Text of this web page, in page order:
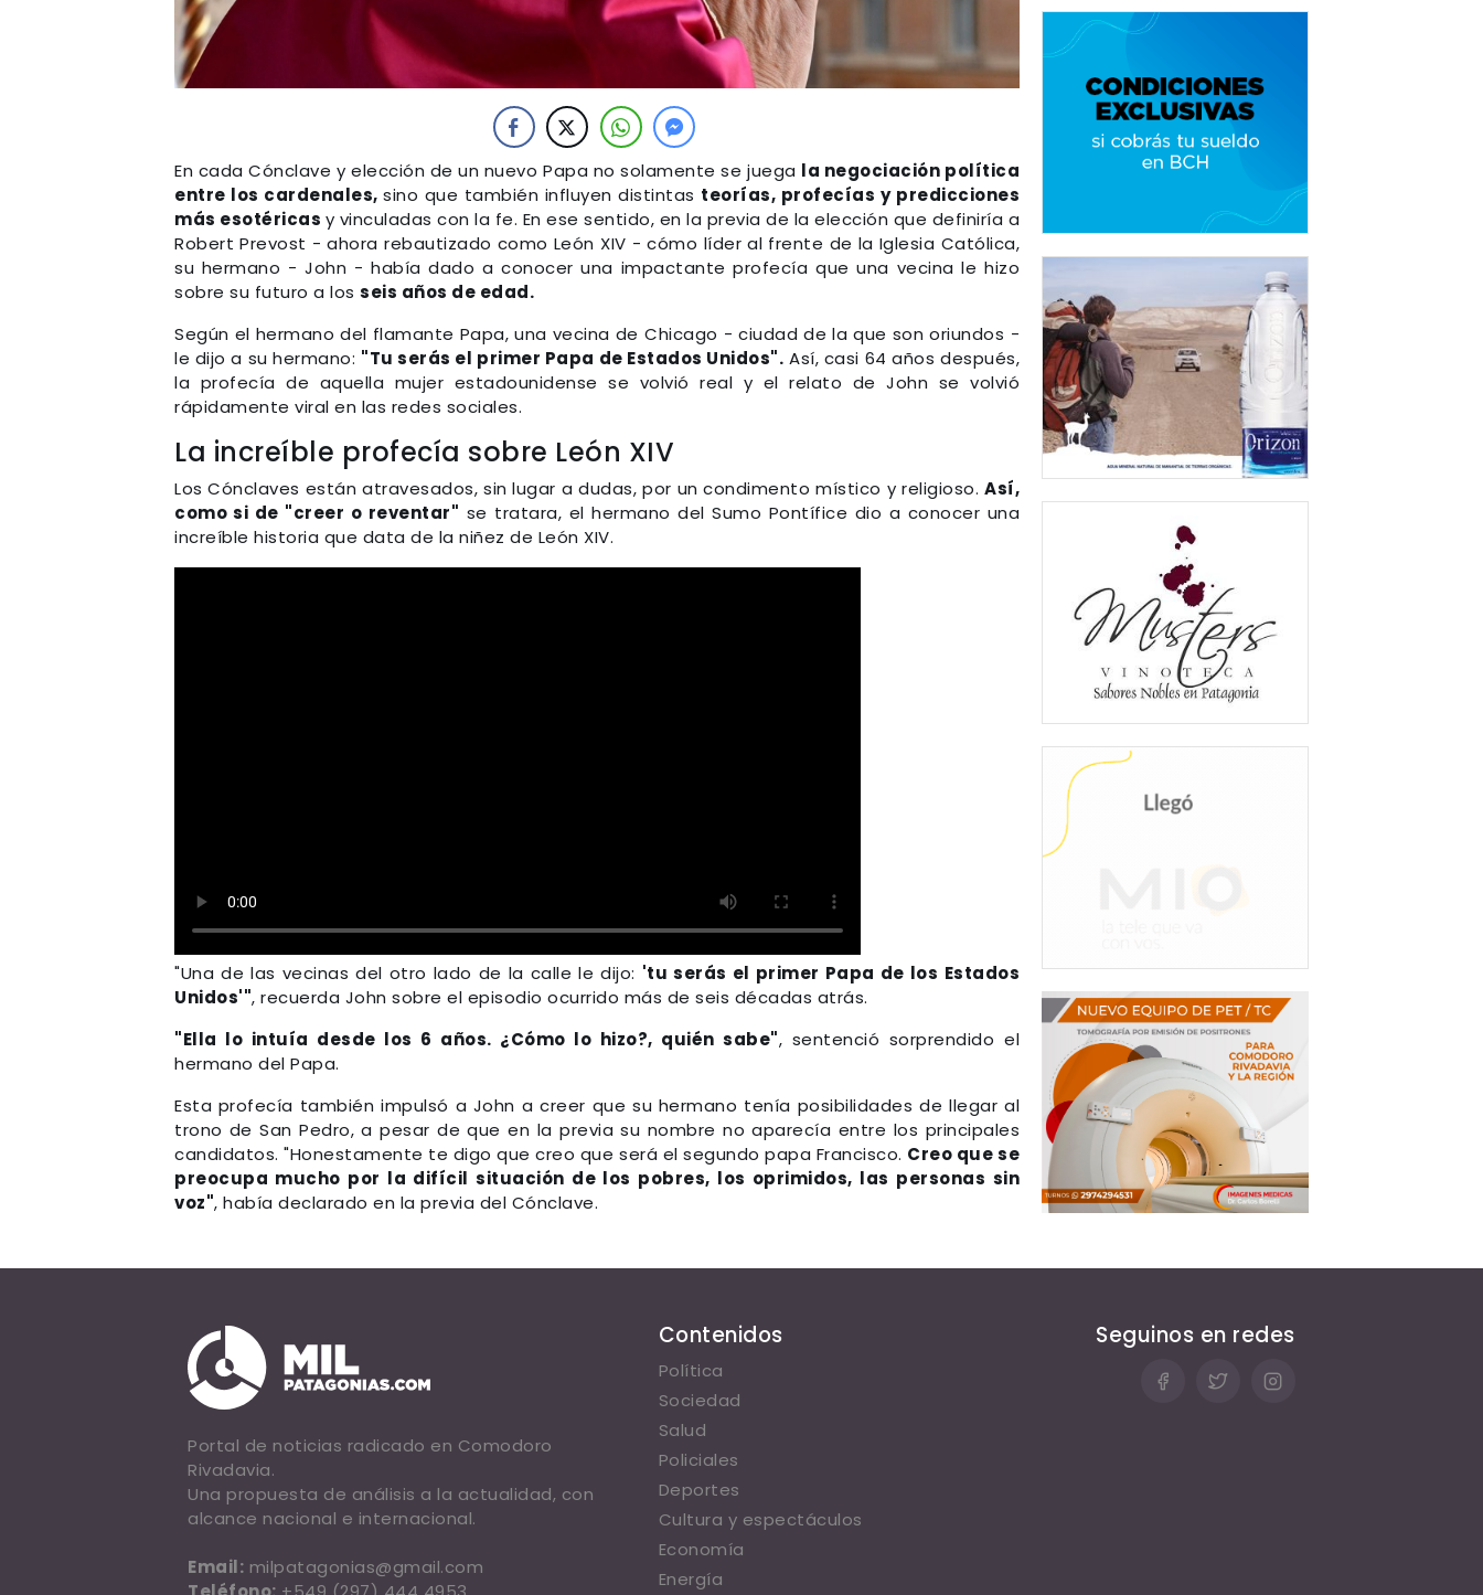
En cada Cónclave y elección de un nuevo Papa no solamente se juega la negociación política
entre los cardenales,sino que también influyen distintas teorías, profecías y predicciones
más esotéricas y vinculadas con la fe. En ese sentido, en la previa de la elección que definiría a
Robert Prevost - ahora rebautizado como León XIV - cómo líder al frente de la Iglesia Católica,
su hermano - John - había dado a conocer una impactante profecía que una vecina le hizo
sobre su futuro a los seis años de edad.
Según el hermano del flamante Papa, una vecina de Chicago - ciudad de la que son oriundos -
le dijo a su hermano: "Tu serás el primer Papa de Estados Unidos". Así, casi 64 años después,
la profecía de aquella mujer estadounidense se volvió real y el relato de John se volvió
rápidamente viral en las redes sociales.
La increíble profecía sobre León XIV
Los Cónclaves están atravesados, sin lugar a dudas, por un condimento místico y religioso. Así,
como si de "creer o reventar" se tratara, el hermano del Sumo Pontífice dio a conocer una
increíble historia que data de la niñez de León XIV.
"Una de las vecinas del otro lado de la calle le dijo: 'tu serás el primer Papa de los Estados
Unidos'", recuerda John sobre el episodio ocurrido más de seis décadas atrás.
"Ella lo intuía desde los 6 años. ¿Cómo lo hizo?, quién sabe", sentenció sorprendido el
hermano del Papa.
Esta profecía también impulsó a John a creer que su hermano tenía posibilidades de llegar al
trono de San Pedro, a pesar de que en la previa su nombre no aparecía entre los principales
candidatos. "Honestamente te digo que creo que será el segundo papa Francisco. Creo que se
preocupa mucho por la difícil situación de los pobres, los oprimidos, las personas sin
voz", había declarado en la previa del Cónclave.
Portal de noticias radicado en Comodoro
Rivadavia.
Una propuesta de análisis a la actualidad, con
alcance nacional e internacional.
Email: milpatagonias@gmail.com
Contenidos
Política
Sociedad
Salud
Policiales
Deportes
Cultura y espectáculos
Economía
Energía
Seguinos en redes